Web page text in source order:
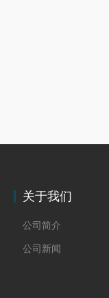
关于我们
公司简介
公司新闻